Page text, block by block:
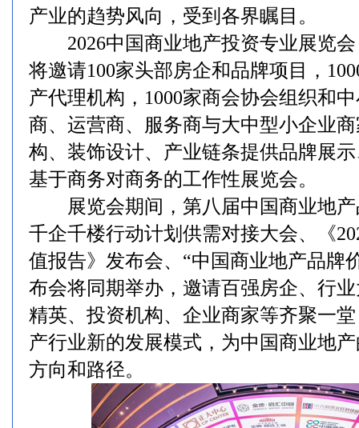
产业的趋势风向，受到各界瞩目。
2026中国商业地产投资专业展览会
将邀请100家头部房企和品牌项目，
产代理机构，1000家商会协会组织和
商、运营商、服务商与大中型小企业
构、装饰设计、产业链条提供品牌展
基于商务对商务的工作性展览会。
展览会期间，第八届中国商业地产
千企千楼行动计划供需对接大会、《
值报告》发布会、“中国商业地产品牌
布会将同期举办，邀请百强房企、行
精英、投资机构、企业商家等齐聚一
产行业新的发展模式，为中国商业地
方向和路径。